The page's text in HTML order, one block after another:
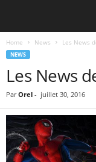
Home News Les News
NEWS
Les News
Par Orel - juillet 30, 2016